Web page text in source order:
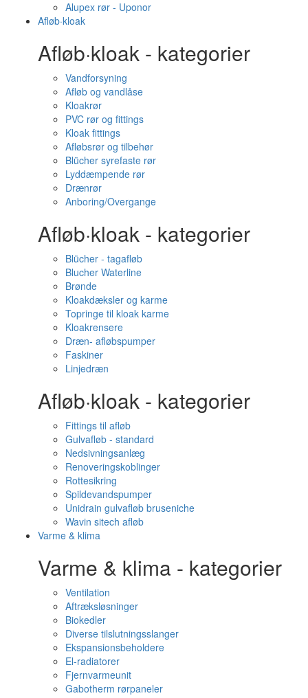
Alupex rør - Uponor
Afløb·kloak
Afløb·kloak - kategorier
Vandforsyning
Afløb og vandlåse
Kloakrør
PVC rør og fittings
Kloak fittings
Afløbsrør og tilbehør
Blücher syrefaste rør
Lyddæmpende rør
Drænrør
Anboring/Overgange
Afløb·kloak - kategorier
Blücher - tagafløb
Blucher Waterline
Brønde
Kloakdæksler og karme
Topringe til kloak karme
Kloakrensere
Dræn- afløbspumper
Faskiner
Linjedræn
Afløb·kloak - kategorier
Fittings til afløb
Gulvafløb - standard
Nedsivningsanlæg
Renoveringskoblinger
Rottesikring
Spildevandspumper
Unidrain gulvafløb bruseniche
Wavin sitech afløb
Varme & klima
Varme & klima - kategorier
Ventilation
Aftræksløsninger
Biokedler
Diverse tilslutningsslanger
Ekspansionsbeholdere
El-radiatorer
Fjernvarmeunit
Gabotherm rørpaneler